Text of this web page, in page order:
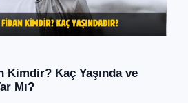
Kimdir? Kaç Yaşında ve
Mı?